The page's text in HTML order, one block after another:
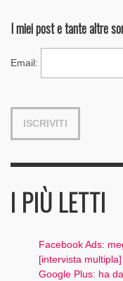
I miei post e tante altre
Email:
I PIÙ LETTI
Facebook Ads:
[intervista multipla]
Google Plus: ha